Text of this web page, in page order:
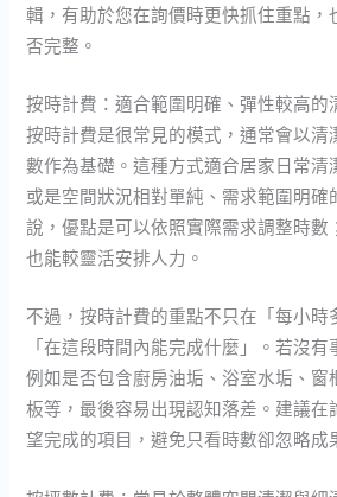
輯，有助於您在詢價時更快抓住重點，
否完整。
按時計費：適合範圍明確、彈性較高的
按時計費是很常見的模式，通常會以清
數作為基礎。這種方式適合居家日常清
或是空間狀況相對單純、需求範圍明確
說，優點是可以依照實際需求調整時數
也能較靈活安排人力。
不過，按時計費的重點不只在「每小時
「在這段時間內能完成什麼」。若沒有
例如是否包含廚房油垢、浴室水垢、窗
板等，最後容易出現認知落差。建議在
望完成的項目，避免只看時數卻忽略成